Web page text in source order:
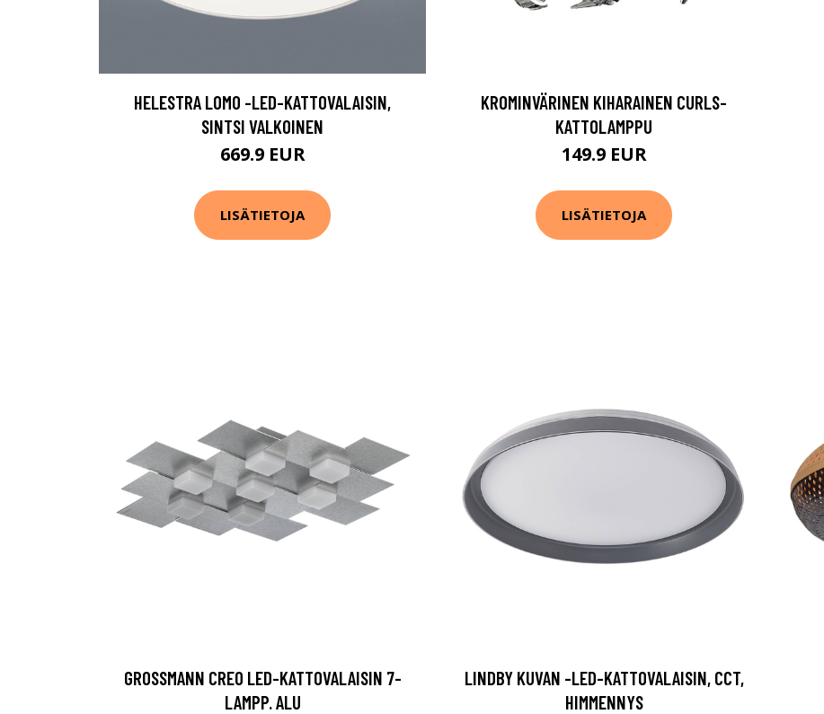
HELESTRA LOMO -LED-KATTOVALAISIN,
SINTSI VALKOINEN
669.9 EUR
LISÄTIETOJA
KROMINVÄRINEN KIHARAINEN CURLS-
KATTOLAMPPU
149.9 EUR
LISÄTIETOJA
GROSSMANN CREO LED-KATTOVALAISIN 7-
LAMPP. ALU
LINDBY KUVAN -LED-KATTOVALAISIN, CCT,
HIMMENNYS